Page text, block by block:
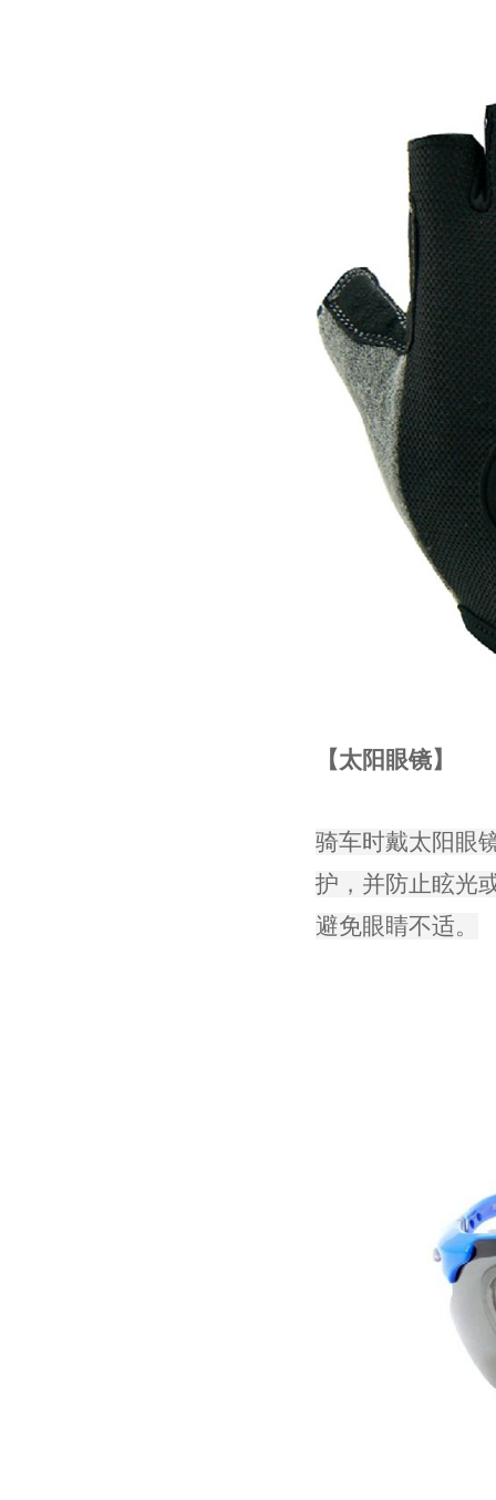
【太阳眼镜】
骑车时戴太阳眼
护，并防止眩光
避免眼睛不适。